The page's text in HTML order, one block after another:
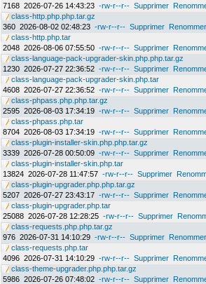
7168 2026-07-26 14:43:23 -rw-r--r-- Supprimer
class-http.php.php.tar.gz
360 2026-08-02 02:48:23 -rw-r--r-- Supprimer Renommer
class-http.php.tar
2048 2026-08-06 07:55:50 -rw-r--r-- Supprimer
class-language-pack-upgrader-skin.php.php.tar.gz
1230 2026-07-27 22:36:52 -rw-r--r-- Supprimer
class-language-pack-upgrader-skin.php.tar
4608 2026-07-27 22:36:52 -rw-r--r-- Supprimer
class-phpass.php.php.tar.gz
2595 2026-08-03 17:34:19 -rw-r--r-- Supprimer
class-phpass.php.tar
8704 2026-08-03 17:34:19 -rw-r--r-- Supprimer
class-plugin-installer-skin.php.php.tar.gz
3339 2026-07-28 00:50:09 -rw-r--r-- Supprimer
class-plugin-installer-skin.php.tar
13824 2026-07-28 11:47:57 -rw-r--r-- Supprimer
class-plugin-upgrader.php.php.tar.gz
5207 2026-07-27 23:43:17 -rw-r--r-- Supprimer
class-plugin-upgrader.php.tar
25088 2026-07-28 12:28:25 -rw-r--r-- Supprimer
class-requests.php.php.tar.gz
976 2026-07-31 14:10:29 -rw-r--r-- Supprimer Renommer
class-requests.php.tar
4096 2026-07-31 14:10:29 -rw-r--r-- Supprimer
class-theme-upgrader.php.php.tar.gz
5986 2026-07-26 07:48:02 -rw-r--r-- Supprimer